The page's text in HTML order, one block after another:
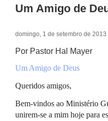
Um Amigo de
domingo, 1 de setembro de 2013
Por Pastor Hal Mayer
Um Amigo de Deus
Queridos amigos,
Bem-vindos ao Ministério
unirem-se a mim hoje para